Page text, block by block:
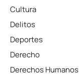
Cultura
Delitos
Deportes
Derecho
Derechos Humanos